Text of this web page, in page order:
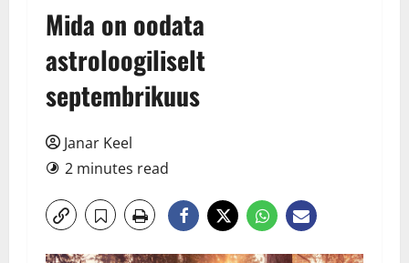
Mida on oodata
astroloogiliselt
septembrikuus
Janar Keel
2 minutes read